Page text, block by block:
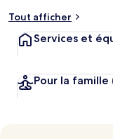
Tout afficher
Services et
Pour la famille